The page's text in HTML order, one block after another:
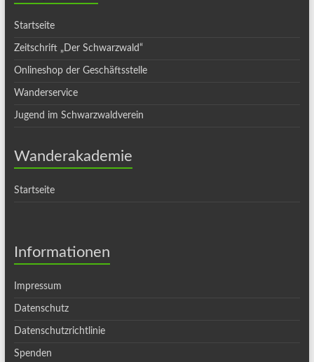
Startseite
Zeitschrift „Der Schwarzwald“
Onlineshop der Geschäftsstelle
Wanderservice
Jugend im Schwarzwaldverein
Wanderakademie
Startseite
Informationen
Impressum
Datenschutz
Datenschutzrichtlinie
Spenden